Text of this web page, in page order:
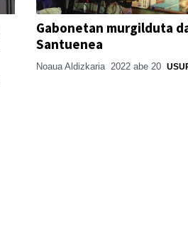
Gabonetan murgilduta
Santuenea
Noaua Aldizkaria 2022 abe 20